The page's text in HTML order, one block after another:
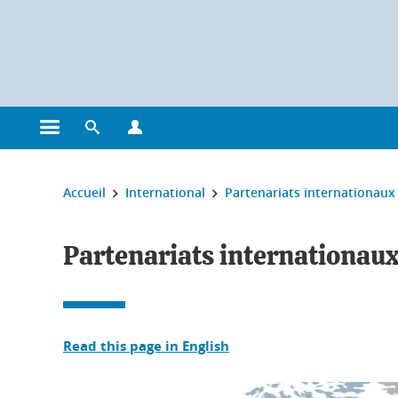
Ouvrir le menu principal
Ouvrir le moteur de recherche
Vous êtes ici :
Accueil International Partenariats internationaux
Partenariats
Read this page in English